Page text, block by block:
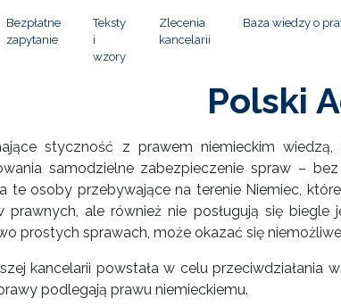
Bezpłatne
zapytanie
Teksty
i
wzory
Zlecenia
kancelarii
Baza wiedzy o
Polski
styczność z prawem niemieckim
samodzielne zabezpieczenie spraw –
te osoby przebywające na terenie Niemiec,
prawnych, ale również nie posługują się
prostych sprawach, może okazać się
kancelarii powstała w celu
podlegają prawu niemieckiemu.